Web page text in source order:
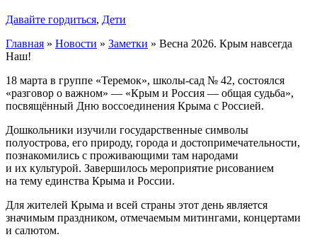
Давайте гордиться, Дети
Главная » Новости » Заметки » Весна 2026. Крым навсегда
Наш!
18 марта в группе «Теремок», школы-сад № 42, состоялся
«разговор о важном» — «Крым и Россия — общая судьба»,
посвящённый Дню воссоединения Крыма с Россией.
Дошкольники изучили государственные символы
полуострова, его природу, города и достопримечательности,
познакомились с проживающими там народами
и их культурой. Завершилось мероприятие рисованием
на тему единства Крыма и России.
Для жителей Крыма и всей страны этот день является
значимым праздником, отмечаемым митингами, концертами
и салютом.